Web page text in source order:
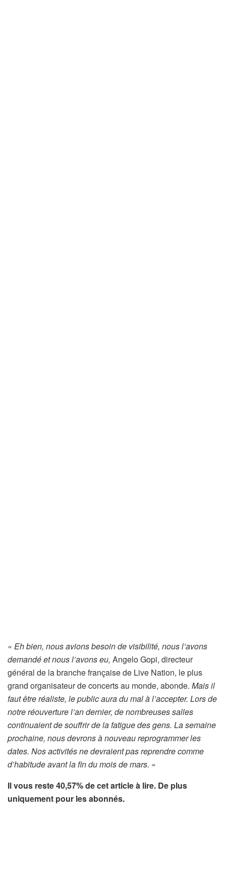
« Eh bien, nous avions besoin de visibilité, nous l’avons
demandé et nous l’avons eu, Angelo Gopi, directeur
général de la branche française de Live Nation, le plus
grand organisateur de concerts au monde, abonde. Mais il
faut être réaliste, le public aura du mal à l’accepter. Lors de
notre réouverture l’an dernier, de nombreuses salles
continuaient de souffrir de la fatigue des gens. La semaine
prochaine, nous devrons à nouveau reprogrammer les
dates. Nos activités ne devraient pas reprendre comme
d’habitude avant la fin du mois de mars. »
Il vous reste 40,57% de cet article à lire. De plus
uniquement pour les abonnés.